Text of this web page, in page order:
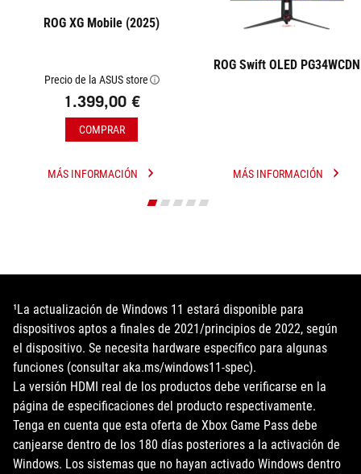
ROG XG Mobile (2025)
Precio de la ASUS store
1.399,00 €
COMPRAR
MÁS INFORMACIÓN
ROG
ROG Swift OLED PG34WCDN
MÁS INFORMACIÓN
ROG
¹La actualización de Windows 11 estará disponible para
dispositivos aptos a finales de 2021/principios de 2022, según
el dispositivo. Se necesita hardware específico para algunas
funciones (consultar aka.ms/windows11-spec).
La versión HDMI real de los productos debe verificarse en la
página de especificaciones del producto respectivamente.
Tenga en cuenta que esta oferta de Xbox Game Pass debe
canjearse dentro de los 180 días posteriores a la activación de
Windows. Los sistemas que no hayan activado Windows dentro